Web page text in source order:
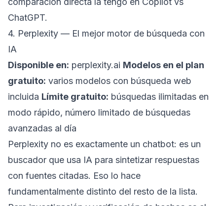
ChatGPT.
4. Perplexity — El mejor motor de búsqueda con
IA
Disponible en: perplexity.ai Modelos en el plan
gratuito: varios modelos con búsqueda web
incluida Límite gratuito: búsquedas ilimitadas en
modo rápido, número limitado de búsquedas
avanzadas al día
Perplexity no es exactamente un chatbot: es un
buscador que usa IA para sintetizar respuestas
con fuentes citadas. Eso lo hace
fundamentalmente distinto del resto de la lista.